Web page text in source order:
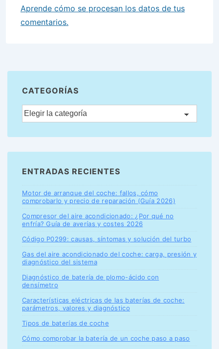
Aprende cómo se procesan los datos de tus
comentarios.
CATEGORÍAS
ENTRADAS RECIENTES
Motor de arranque del coche: fallos, cómo
comprobarlo y precio de reparación (Guía 2026)
Compresor del aire acondicionado: ¿Por qué no
enfría? Guía de averías y costes 2026
Código P0299: causas, síntomas y solución del turbo
Gas del aire acondicionado del coche: carga, presión y
diagnóstico del sistema
Diagnóstico de batería de plomo-ácido con
densímetro
Características eléctricas de las baterías de coche:
parámetros, valores y diagnóstico
Tipos de baterías de coche
Cómo comprobar la batería de un coche paso a paso